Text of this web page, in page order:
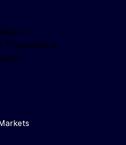
от:
"Търговия и